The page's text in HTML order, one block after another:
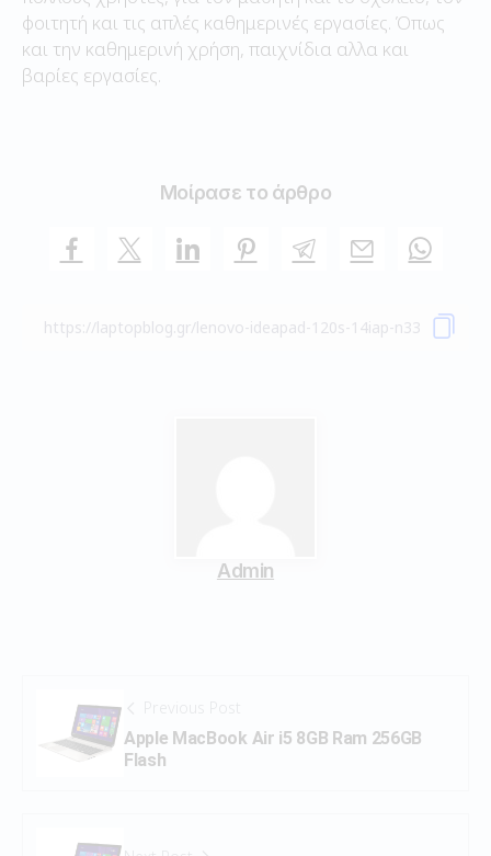
φοιτητή και τις απλές καθημερινές εργασίες. Όπως
και την καθημερινή χρήση, παιχνίδια αλλα και
βαρίες εργασίες.
Μοίρασε το άρθρο
Admin
Previous Post
Apple MacBook Air i5 8GB Ram 256GB
Flash